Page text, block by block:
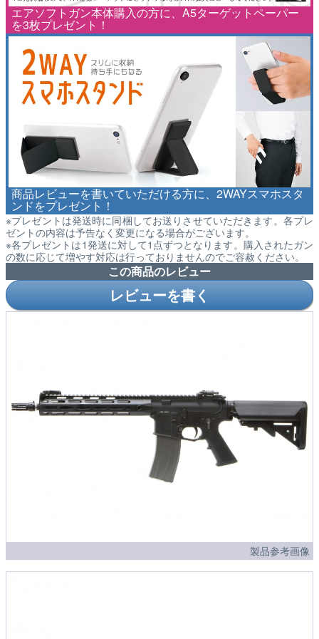
エアソフトガン本体購入の方に、A5ターゲットペーパー
を3枚プレゼント！
商品レビューを書いていただける方に、2WAYスマホスタ
ンドをプレゼント！
※プレゼントは発送時に同梱してお送りさせていただきます。各プレ
ゼントの内容は予告なく変更になる場合がございます。
※各プレゼントは1発送に対して1点ずつとなります。購入されたガン
の数に応じて増やす対応は行っておりませんのでご容赦ください。
この商品のレビュー
レビューを書く
製品参考画像